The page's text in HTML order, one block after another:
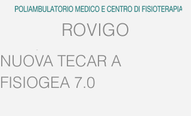
ROVIGO
Tel:0425.539382
Mobile:
NUOVA TECAR A
FISIOGEA 7.0